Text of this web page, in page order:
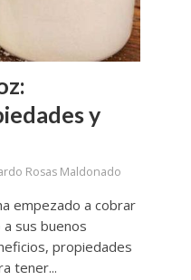
y
Rosas Maldonado
empezado a cobrar
sus buenos
propiedades
tener...